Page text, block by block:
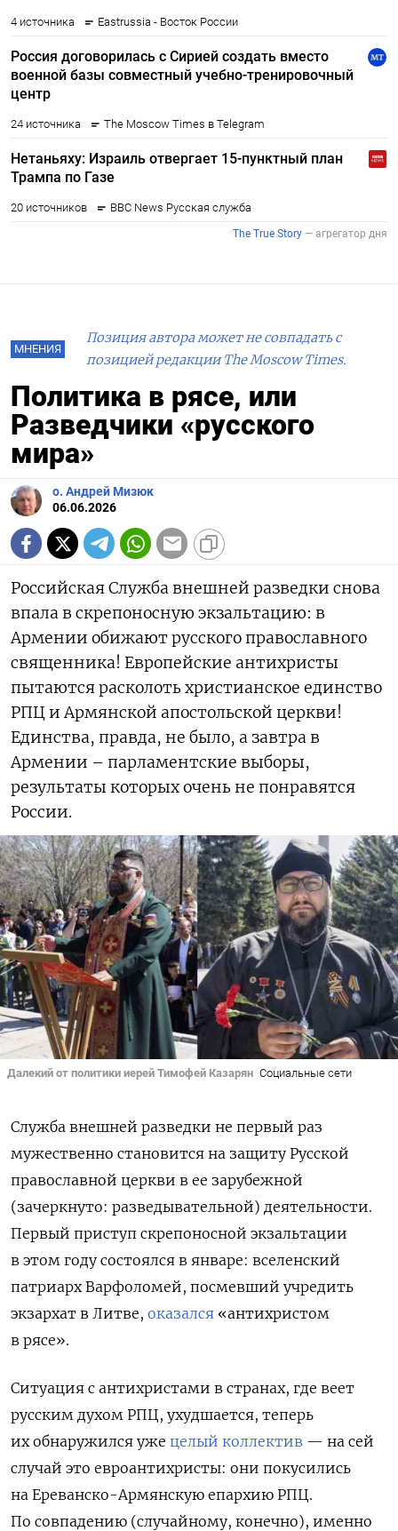
МНЕНИЯ
Позиция автора может не совпадать с
позицией редакции The Moscow Times.
Политика в рясе, или
Разведчики «русского
мира»
о. Андрей Мизюк
06.06.2026
Российская Служба внешней разведки снова
впала в скрепоносную экзальтацию: в
Армении обижают русского православного
священника! Европейские антихристы
пытаются расколоть христианское единство
РПЦ и Армянской апостольской церкви!
Единства, правда, не было, а завтра в
Армении – парламентские выборы,
результаты которых очень не понравятся
России.
Далекий от политики иерей Тимофей Казарян Социальные сети
Служба внешней разведки не первый раз
мужественно становится на защиту Русской
православной церкви в ее зарубежной
(зачеркнуто: разведывательной) деятельности.
Первый приступ скрепоносной экзальтации
в этом году состоялся в январе: вселенский
патриарх Варфоломей, посмевший учредить
экзархат в Литве, оказался «антихристом
в рясе».
Ситуация с антихристами в странах, где веет
русским духом РПЦ, ухудшается, теперь
их обнаружился уже целый коллектив — на сей
случай это евроантихристы: они покусились
на Ереванско-Армянскую епархию РПЦ.
По совпадению (случайному, конечно), именно